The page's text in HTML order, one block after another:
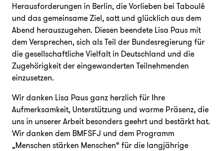
Herausforderungen in Berlin, die Vorlieben bei Taboulé
und das gemeinsame Ziel, satt und glücklich aus dem
Abend herauszugehen. Diesen beendete Lisa Paus mit
dem Versprechen, sich als Teil der Bundesregierung für
die gesellschaftliche Vielfalt in Deutschland und die
Zugehörigkeit der eingewanderten Teilnehmenden
einzusetzen.
Wir danken Lisa Paus ganz herzlich für Ihre
Aufmerksamkeit, Unterstützung und warme Präsenz, die
uns in unserer Arbeit besonders geehrt und bestärkt hat.
Wir danken dem BMFSFJ und dem Programm
„Menschen stärken Menschen“ für die langjährige